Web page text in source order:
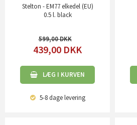
Stelton - EM77 elkedel (EU)
0.5 l. black
599,00
439,00 DKK
LÆG I KURVEN
5-8 dagelevering